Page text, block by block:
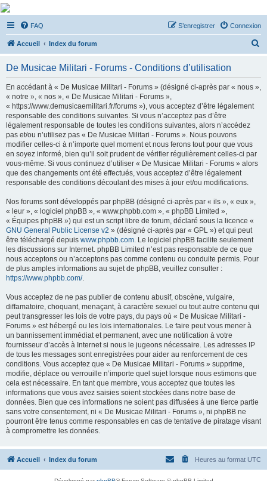
De Musicae Militari -
Forums
Forums de discussions
FAQ Connexion
S’enregistrer
Accueil Index du forum
De Musicae Militari - Forums - Conditions d’utilisation
En accédant à « De Musicae Militari - Forums » (désigné ci-après par « nous »,
« notre », « nos », « De Musicae Militari - Forums »,
« https://www.demusicaemilitari.fr/forums »), vous acceptez d’être légalement
responsable des conditions suivantes. Si vous n’acceptez pas d’être
légalement responsable de toutes les conditions suivantes, alors n’accédez
pas et/ou n’utilisez pas « De Musicae Militari - Forums ». Nous pouvons
modifier celles-ci à n’importe quel moment et nous ferons tout pour que vous
en soyez informé, bien qu’il soit prudent de vérifier régulièrement celles-ci par
vous-même. Si vous continuez d’utiliser « De Musicae Militari - Forums » alors
que des changements ont été effectués, vous acceptez d’être légalement
responsable des conditions découlant des mises à jour et/ou modifications.
Nos forums sont développés par phpBB (désigné ci-après par « ils », « eux »,
« leur », « logiciel phpBB », « www.phpbb.com », « phpBB Limited »,
« Équipes phpBB ») qui est un script libre de forum, déclaré sous la licence «
GNU General Public License v2 » (désigné ci-après par « GPL ») et qui peut
être téléchargé depuis www.phpbb.com. Le logiciel phpBB facilite seulement
les discussions sur Internet. phpBB Limited n’est pas responsable de ce que
nous acceptons ou n’acceptons pas comme contenu ou conduite permis. Pour
de plus amples informations au sujet de phpBB, veuillez consulter :
https://www.phpbb.com/.
Vous acceptez de ne pas publier de contenu abusif, obscène, vulgaire,
diffamatoire, choquant, menaçant, à caractère sexuel ou tout autre contenu qui
peut transgresser les lois de votre pays, du pays où « De Musicae Militari -
Forums » est hébergé ou les lois internationales. Le faire peut vous mener à
un bannissement immédiat et permanent, avec une notification à votre
fournisseur d’accès à Internet si nous le jugeons nécessaire. Les adresses IP
de tous les messages sont enregistrées pour aider au renforcement de ces
conditions. Vous acceptez que « De Musicae Militari - Forums » supprime,
modifie, déplace ou verrouille n’importe quel sujet lorsque nous estimons que
cela est nécessaire. En tant que membre, vous acceptez que toutes les
informations que vous avez saisies soient stockées dans notre base de
données. Bien que ces informations ne soient pas diffusées à une tierce partie
sans votre consentement, ni « De Musicae Militari - Forums », ni phpBB ne
pourront être tenus comme responsables en cas de tentative de piratage visant
à compromettre les données.
Accueil Index du forum Heures au format UTC